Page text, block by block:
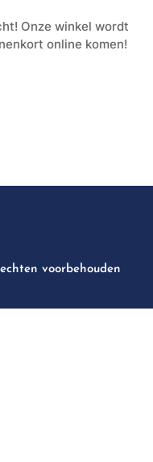
Onze winkel wordt
online komen!
voorbehouden